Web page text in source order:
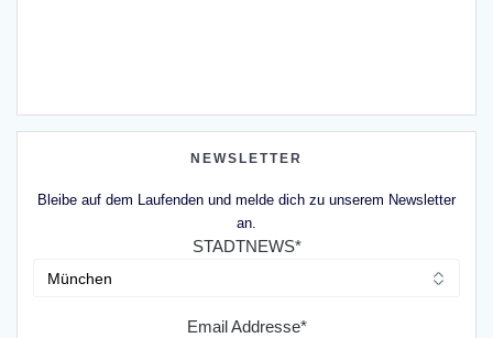
NEWSLETTER
Bleibe auf dem Laufenden und melde dich zu unserem Newsletter
an.
STADTNEWS*
Email Addresse*